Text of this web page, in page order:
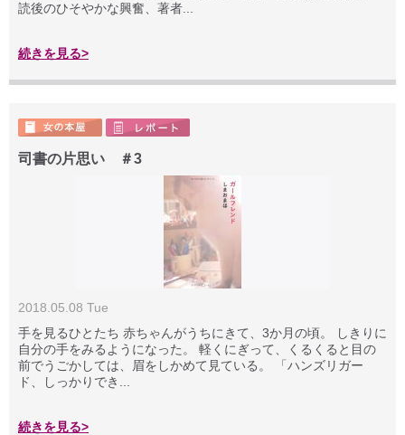
読後のひそやかな興奮、著者...
続きを見る>
司書の片思い ＃3
2018.05.08 Tue
手を見るひとたち 赤ちゃんがうちにきて、3か月の頃。 しきりに
自分の手をみるようになった。 軽くにぎって、くるくると目の
前でうごかしては、眉をしかめて見ている。 「ハンズリガー
ド、しっかりでき...
続きを見る>